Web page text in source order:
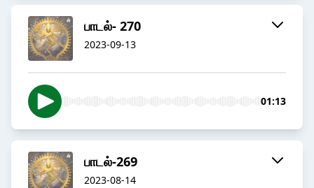
பாடல்- 270
2023-09-13
01:13
பாடல்-269
2023-08-14